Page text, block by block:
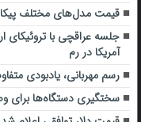
قیمت مدل‌های مختلف پیکان در
جلسه عراقچی با تروئیکای
آمریکا در رم
رسم مهربانی، یادبودی
سختگیری دستگاه‌ها برای